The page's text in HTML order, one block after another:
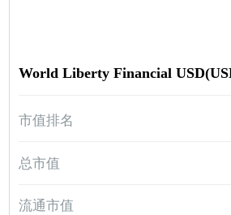
World Liberty Financial
市值排名
总市值
流通市值